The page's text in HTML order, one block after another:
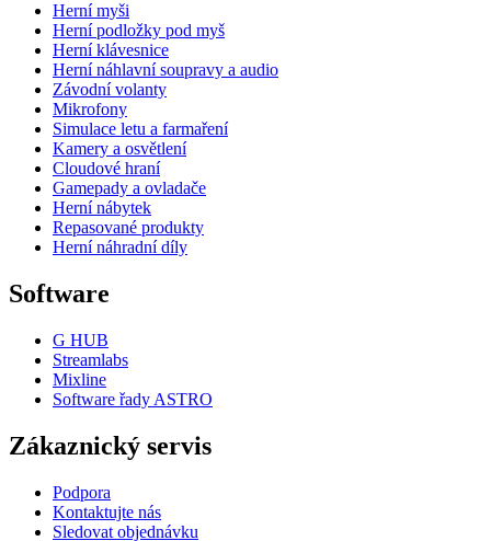
Herní myši
Herní podložky pod myš
Herní klávesnice
Herní náhlavní soupravy a audio
Závodní volanty
Mikrofony
Simulace letu a farmaření
Kamery a osvětlení
Cloudové hraní
Gamepady a ovladače
Herní nábytek
Repasované produkty
Herní náhradní díly
Software
G HUB
Streamlabs
Mixline
Software řady ASTRO
Zákaznický servis
Podpora
Kontaktujte nás
Sledovat objednávku